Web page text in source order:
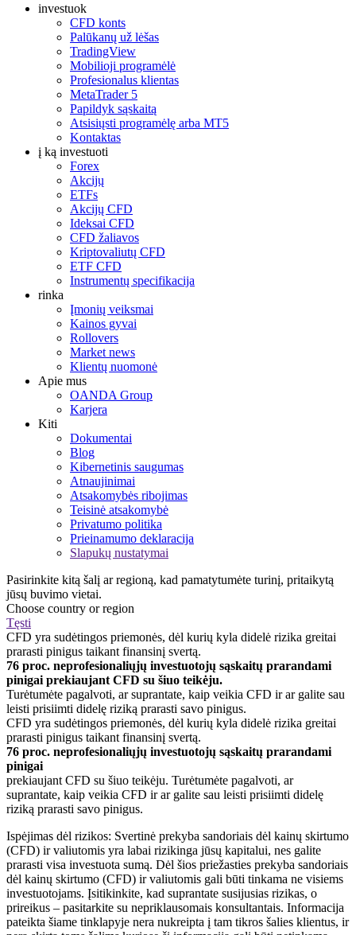
investuok
CFD konts
Palūkanų už lėšas
TradingView
Mobilioji programėlė
Profesionalus klientas
MetaTrader 5
Papildyk sąskaitą
Atsisiųsti programėlę arba MT5
Kontaktas
į ką investuoti
Forex
Akcijų
ETFs
Akcijų CFD
Ideksai CFD
CFD žaliavos
Kriptovaliutų CFD
ETF CFD
Instrumentų specifikacija
rinka
Įmonių veiksmai
Kainos gyvai
Rollovers
Market news
Klientų nuomonė
Apie mus
OANDA Group
Karjera
Kiti
Dokumentai
Blog
Kibernetinis saugumas
Atnaujinimai
Atsakomybės ribojimas
Teisinė atsakomybė
Privatumo politika
Prieinamumo deklaracija
Slapukų nustatymai
Pasirinkite kitą šalį ar regioną, kad pamatytumėte turinį, pritaikytą
jūsų buvimo vietai.
Choose country or region
Tęsti
CFD yra sudėtingos priemonės, dėl kurių kyla didelė rizika greitai
prarasti pinigus taikant finansinį svertą.
76 proc. neprofesionaliųjų investuotojų sąskaitų prarandami
pinigai prekiaujant CFD su šiuo teikėju.
Turėtumėte pagalvoti, ar suprantate, kaip veikia CFD ir ar galite sau
leisti prisiimti didelę riziką prarasti savo pinigus.
CFD yra sudėtingos priemonės, dėl kurių kyla didelė rizika greitai
prarasti pinigus taikant finansinį svertą.
76 proc. neprofesionaliųjų investuotojų sąskaitų prarandami
pinigai
prekiaujant CFD su šiuo teikėju. Turėtumėte pagalvoti, ar
suprantate, kaip veikia CFD ir ar galite sau leisti prisiimti didelę
riziką prarasti savo pinigus.
Ispėjimas dėl rizikos: Svertinė prekyba sandoriais dėl kainų skirtumo
(CFD) ir valiutomis yra labai rizikinga jūsų kapitalui, nes galite
prarasti visa investuota sumą. Dėl šios priežasties prekyba sandoriais
dėl kainų skirtumo (CFD) ir valiutomis gali būti tinkama ne visiems
investuotojams. Įsitikinkite, kad suprantate susijusias rizikas, o
prireikus – pasitarkite su nepriklausomais konsultantais. Informacija
pateikta šiame tinklapyje nera nukreipta į tam tikros šalies klientus, ir